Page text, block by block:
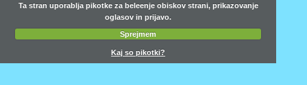
Ta stran uporablja pikotke za beleenje obiskov strani, prikazovanje
oglasov in prijavo.
Sprejmem
Kaj so pikotki?